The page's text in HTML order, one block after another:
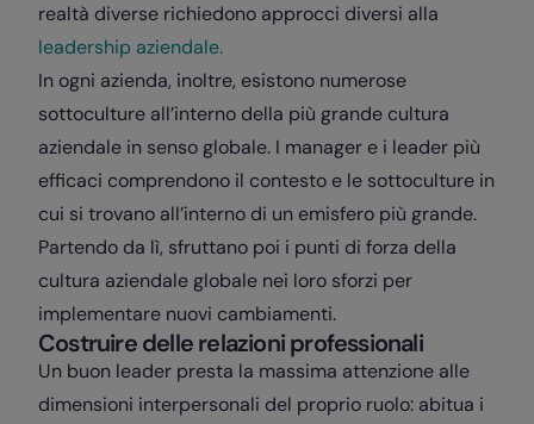
realtà diverse richiedono approcci diversi alla
leadership aziendale.
In ogni azienda, inoltre, esistono numerose
sottoculture all’interno della più grande cultura
aziendale in senso globale. I manager e i leader più
efficaci comprendono il contesto e le sottoculture in
cui si trovano all’interno di un emisfero più grande.
Partendo da lì, sfruttano poi i punti di forza della
cultura aziendale globale nei loro sforzi per
implementare nuovi cambiamenti.
Costruire delle relazioni professionali
Un buon leader presta la massima attenzione alle
dimensioni interpersonali del proprio ruolo: abitua i